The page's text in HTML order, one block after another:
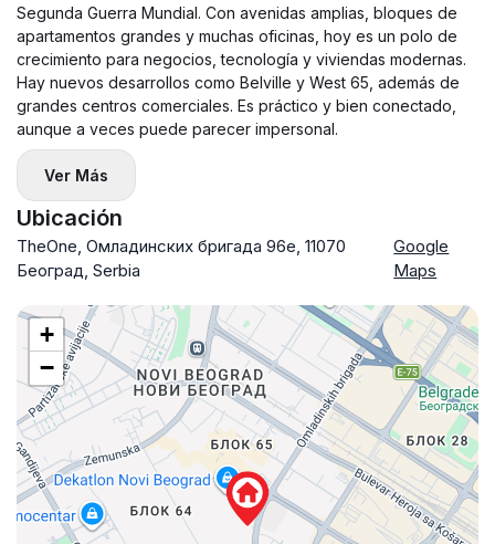
Segunda Guerra Mundial. Con avenidas amplias, bloques de
apartamentos grandes y muchas oficinas, hoy es un polo de
crecimiento para negocios, tecnología y viviendas modernas.
Hay nuevos desarrollos como Belville y West 65, además de
grandes centros comerciales. Es práctico y bien conectado,
aunque a veces puede parecer impersonal.
Ver Más
Ubicación
TheOne, Омладинских бригада 96e, 11070
Београд, Serbia
Google
Maps
+
−